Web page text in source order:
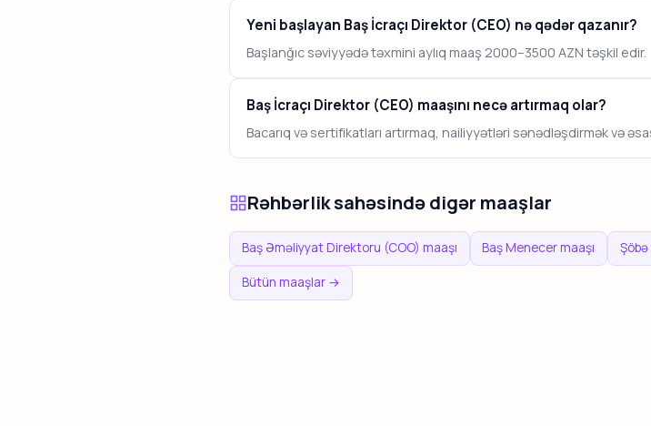
Yeni başlayan Baş İcraçı Direktor (CEO) nə qədər qazanır?
Başlanğıc səviyyədə təxmini aylıq maaş 2000–3500 AZN təşkil edir.
Baş İcraçı Direktor (CEO) maaşını necə artırmaq olar?
Bacarıq və sertifikatları artırmaq, nailiyyətləri sənədləşdirmək və
Rəhbərlik sahəsində digər maaşlar
Baş Əməliyyat Direktoru (COO) maaşı Baş Menecer maaşı Şöbə
Bütün maaşlar →